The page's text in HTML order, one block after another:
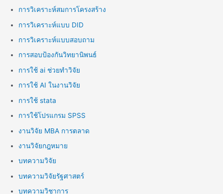
การวิเคราะห์สมการโครงสร้าง
การวิเคราะห์แบบ DID
การวิเคราะห์แบบสอบถาม
การสอบป้องกันวิทยานิพนธ์
การใช้ ai ช่วยทำวิจัย
การใช้ AI ในงานวิจัย
การใช้ stata
การใช้โปรแกรม SPSS
งานวิจัย MBA การตลาด
งานวิจัยกฎหมาย
บทความวิจัย
บทความวิจัยรัฐศาสตร์
บทความวิชาการ